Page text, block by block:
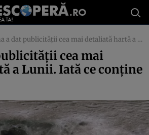
publicității cea mai detaliată hartă a Lunii. Iată ce conține aceasta
cea mai
a Lunii. Iată ce conține